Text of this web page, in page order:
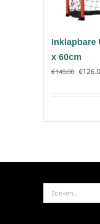
Inklapbare
x 60cm
€140.00 €
Zoeken
naar: